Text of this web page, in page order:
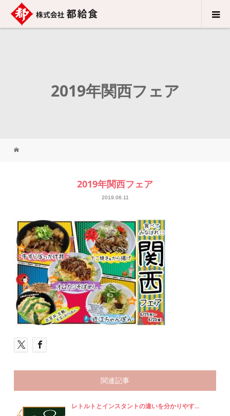
2019年関西フェア
2019年関西フェア
2019.06.11
関連記事
レトルトとインスタントの違いを分かりやす...